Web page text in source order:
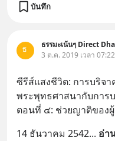
บันทึก
ธรรมะเน้นๆ Direct
3 ต.ค. 2019 เวลา
ซีรีส์แสงชีวิต: การบริจา
พระพุทธศาสนากับการ
ตอนที่ ๔: ช่วยญาติของผู้
14 ธันวาคม 2542... อ่า